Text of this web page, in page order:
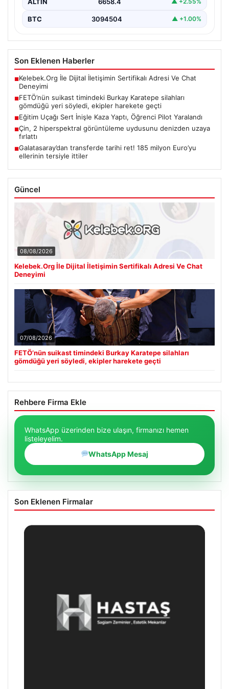
BTC 3094504 ▲ +1.00%
Son Eklenen Haberler
■Kelebek.Org İle Dijital İletişimin Sertifikalı Adresi Ve Chat
Deneyimi
■FETÖ’nün suikast timindeki Burkay Karatepe silahları
gömdüğü yeri söyledi, ekipler harekete geçti
■Eğitim Uçağı Sert İnişle Kaza Yaptı, Öğrenci Pilot Yaralandı
■Çin, 2 hiperspektral görüntüleme uydusunu denizden uzaya
fırlattı
■Galatasaray’dan transferde tarihi ret! 185 milyon Euro’yu
ellerinin tersiyle ittiler
Güncel
08/08/2026
Kelebek.Org İle Dijital İletişimin Sertifikalı Adresi Ve Chat
Deneyimi
07/08/2026
FETÖ’nün suikast timindeki Burkay Karatepe silahları
gömdüğü yeri söyledi, ekipler harekete geçti
Rehbere Firma Ekle
WhatsApp üzerinden bize ulaşın, firmanızı hemen
listeleyelim.
WhatsApp Mesaj
Son Eklenen Firmalar